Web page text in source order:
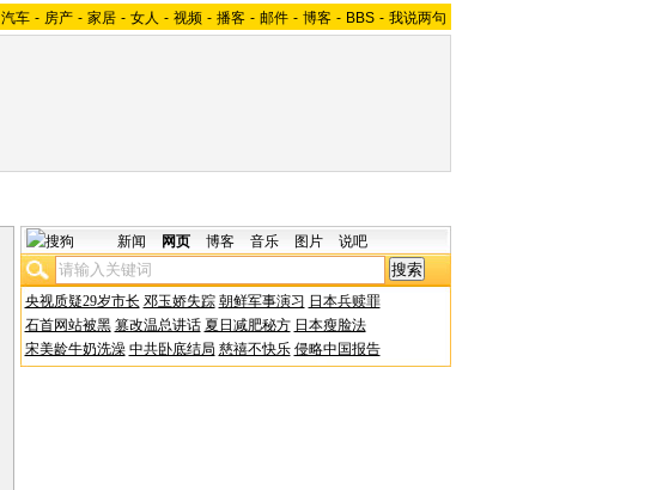
汽车 - 房产 - 家居 - 女人 - 视频 - 播客 - 邮件 - 博客 - BBS - 我说两句
新闻 网页 博客 音乐 图片 说吧
央视质疑29岁市长 邓玉娇失踪 朝鲜军事演习 日本兵赎罪
石首网站被黑 篡改温总讲话 夏日减肥秘方 日本瘦脸法
宋美龄牛奶洗澡 中共卧底结局 慈禧不快乐 侵略中国报告